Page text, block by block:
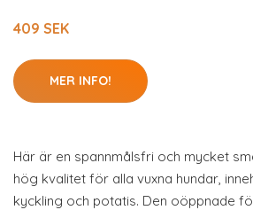
409 SEK
MER INFO!
Här är en spannmålsfri och mycket
hög kvalitet för alla vuxna hundar,
kyckling och potatis. Den oöppnade